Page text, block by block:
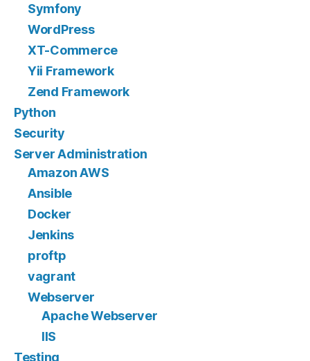
Symfony
WordPress
XT-Commerce
Yii Framework
Zend Framework
Python
Security
Server Administration
Amazon AWS
Ansible
Docker
Jenkins
proftp
vagrant
Webserver
Apache Webserver
IIS
Testing